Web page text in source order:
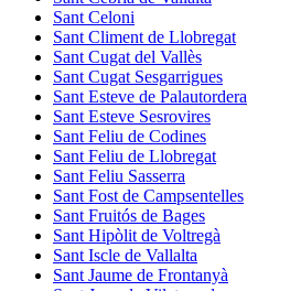
Sant Celoni
Sant Climent de Llobregat
Sant Cugat del Vallès
Sant Cugat Sesgarrigues
Sant Esteve de Palautordera
Sant Esteve Sesrovires
Sant Feliu de Codines
Sant Feliu de Llobregat
Sant Feliu Sasserra
Sant Fost de Campsentelles
Sant Fruitós de Bages
Sant Hipòlit de Voltregà
Sant Iscle de Vallalta
Sant Jaume de Frontanyà